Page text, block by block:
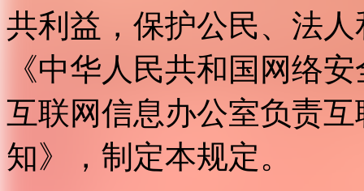
共利益，保护公民、法
《中华人民共和国网络
互联网信息办公室负责
知》，制定本规定。